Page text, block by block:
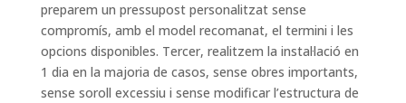
preparem un pressupost personalitzat sense
compromís, amb el model recomanat, el termini i les
opcions disponibles. Tercer, realitzem la instal·lació en
1 dia en la majoria de casos, sense obres importants,
sense soroll excessiu i sense modificar l’estructura de